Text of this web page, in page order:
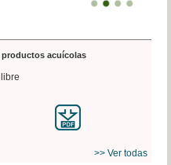
productos acuícolas
>> Ver todas